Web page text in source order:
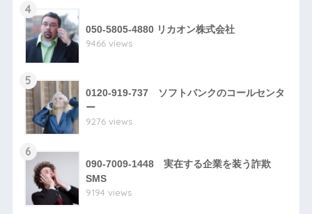
4
050-5805-4880 リカオン株式会社
9466 views
5
0120-919-737 ソフトバンクのコールセンタ
ー
9276 views
6
090-7009-1448 実在する企業を装う詐欺
SMS
9194 views